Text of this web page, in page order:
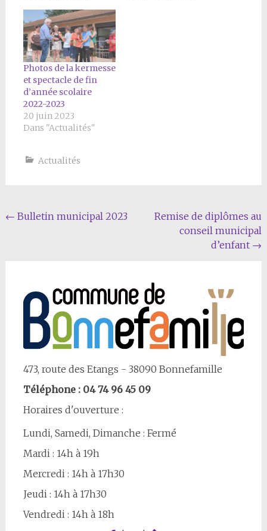
Photos de la kermesse
et spectacle de fin
d’année scolaire
2022-2023
20 juin 2023
Dans "Actualités"
Actualités
Navigation
← Bulletin municipal 2023
Remise de diplômes au
conseil municipal
d’enfant →
473, route des Etangs - 38090 Bonnefamille
Téléphone : 04 74 96 45 09
Horaires d'ouverture :
Lundi, Samedi, Dimanche : Fermé
Mardi : 14h à 19h
Mercredi : 14h à 17h30
Jeudi : 14h à 17h30
Vendredi : 14h à 18h